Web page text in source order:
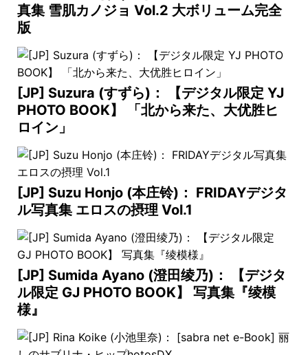
真集 雪肌カノジョ Vol.2 大ボリューム完全
版
[JP] Suzura (すずら)： 【デジタル限定 YJ
PHOTO BOOK】 「北から来た、大优胜ヒ
ロイン」
[JP] Suzu Honjo (本庄铃)： FRIDAYデジタ
ル写真集 エロスの摂理 Vol.1
[JP] Sumida Ayano (澄田绫乃)： 【デジタ
ル限定 GJ PHOTO BOOK】 写真集『绫模
様』